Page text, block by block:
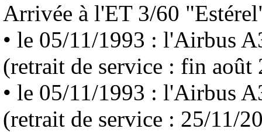
Arrivée à l'ET 3/60
• le 05/11/1993 : l'Airbus
(retrait de service : fin août
• le 05/11/1993 : l'Airbus
(retrait de service : 25/11/